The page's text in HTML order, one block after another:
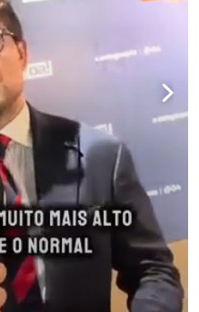
para não perder